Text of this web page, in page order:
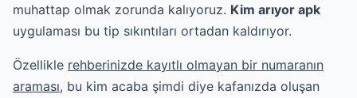
muhattap olmak zorunda kalıyoruz. Kim arıyor apk
uygulaması bu tip sıkıntıları ortadan kaldırıyor.
Özellikle rehberinizde kayıtlı olmayan bir numaranın
araması, bu kim acaba şimdi diye kafanızda oluşan